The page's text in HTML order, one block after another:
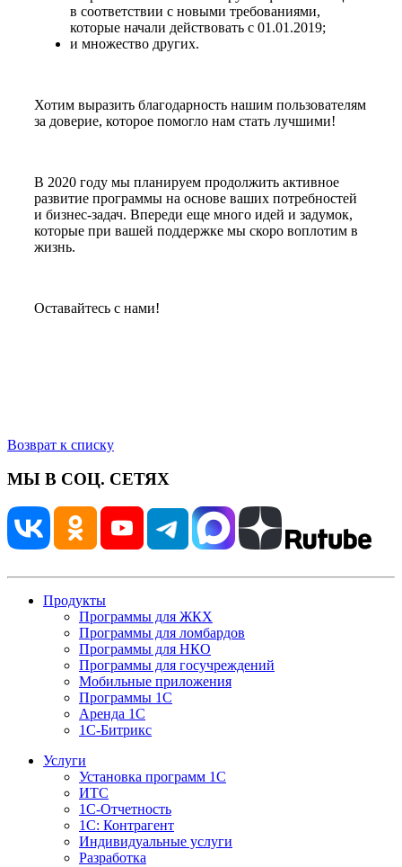
в соответствии с новыми требованиями,
которые начали действовать с 01.01.2019;
и множество других.
Хотим выразить благодарность нашим пользователям
за доверие, которое помогло нам стать лучшими!
В 2020 году мы планируем продолжить активное
развитие программы на основе ваших потребностей
и бизнес-задач. Впереди еще много идей и задумок,
которые при вашей поддержке мы скоро воплотим в
жизнь.
Оставайтесь с нами!
Возврат к списку
МЫ В СОЦ. СЕТЯХ
Продукты
Программы для ЖКХ
Программы для ломбардов
Программы для НКО
Программы для госучреждений
Мобильные приложения
Программы 1С
Аренда 1С
1С-Битрикс
Услуги
Установка программ 1С
ИТС
1С-Отчетность
1С: Контрагент
Индивидуальные услуги
Разработка